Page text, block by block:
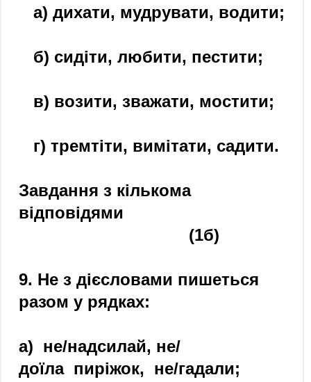
а) дихати, мудрувати, водити;
б) сидіти, любити, пестити;
в) возити, зважати, мостити;
г) тремтіти, вимітати, садити.
Завдання з кількома
відповідями
(1б)
9. Не з дієсловами пишеться
разом у рядках:
а) не/надсилай, не/
доїла пиріжок, не/гадали;